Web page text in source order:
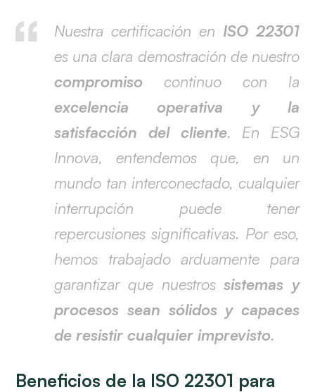
Nuestra certificación en ISO 22301
es una clara demostración de nuestro
compromiso continuo con la
excelencia
operativa y la
satisfacción del cliente. En ESG
Innova, entendemos que, en un
mundo tan interconectado, cualquier
interrupción puede tener
repercusiones significativas. Por eso,
hemos trabajado arduamente para
garantizar que nuestrossistemas y
procesos sean sólidos y capaces
de resistir cualquier imprevisto.
Beneficios de la ISO 22301 para